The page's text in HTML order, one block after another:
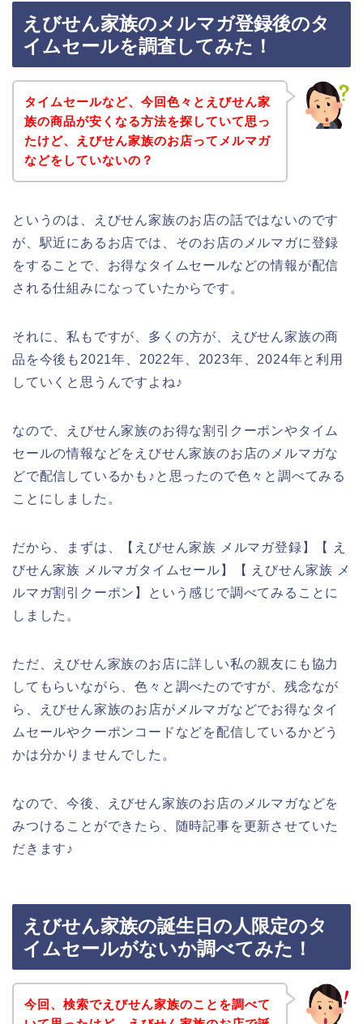
えびせん家族のメルマガ登録後のタ
イムセールを調査してみた！
タイムセールなど、今回色々とえびせん家
族の商品が安くなる方法を探していて思っ
たけど、えびせん家族のお店ってメルマガ
などをしていないの？
というのは、えびせん家族のお店の話ではないのです
が、駅近にあるお店では、そのお店のメルマガに登録
をすることで、お得なタイムセールなどの情報が配信
される仕組みになっていたからです。
それに、私もですが、多くの方が、えびせん家族の商
品を今後も2021年、2022年、2023年、2024年と利用
していくと思うんですよね♪
なので、えびせん家族のお得な割引クーポンやタイム
セールの情報などをえびせん家族のお店のメルマガな
どで配信しているかも♪と思ったので色々と調べてみる
ことにしました。
だから、まずは、【えびせん家族 メルマガ登録】【 え
びせん家族 メルマガタイムセール】【 えびせん家族 メ
ルマガ割引クーポン】という感じで調べてみることに
しました。
ただ、えびせん家族のお店に詳しい私の親友にも協力
してもらいながら、色々と調べたのですが、残念なが
ら、えびせん家族のお店がメルマガなどでお得なタイ
ムセールやクーポンコードなどを配信しているかどう
かは分かりませんでした。
なので、今後、えびせん家族のお店のメルマガなどを
みつけることができたら、随時記事を更新させていた
だきます♪
えびせん家族の誕生日の人限定のタ
イムセールがないか調べてみた！
今回、検索でえびせん家族のことを調べて